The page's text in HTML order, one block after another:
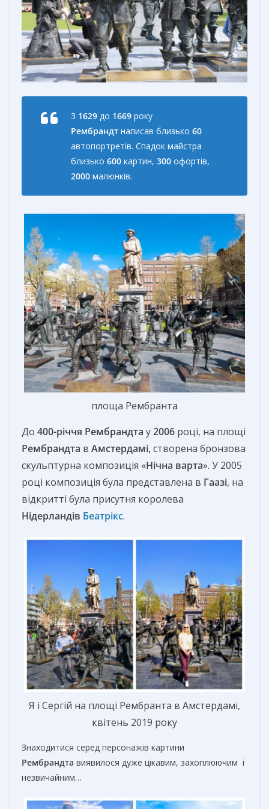
З 1629 до 1669 року
Рембрандт написав близько 60
автопортретів. Спадок майстра
близько 600 картин, 300 офортів,
2000 малюнків.
площа Рембранта
До 400-річчя Рембрандта у2006 році, на площі
Рембрандта в Амстердамі,створена бронзова
скульптурна композиція «Нічна варта». У 2005
році композиція була представлена в Гаазі, на
відкритті була присутня королева
Нідерландів Беатрікс.
Я і Сергій на площі Рембранта в Амстердамі,
квітень 2019 року
Знаходитися серед персонажів картини
Рембрандта виявилося дуже цікавим, захоплюючим і
незвичайним…